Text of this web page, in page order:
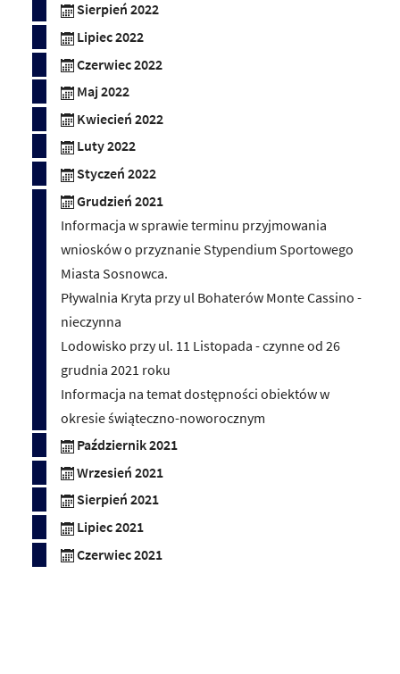
Sierpień 2022
Lipiec 2022
Czerwiec 2022
Maj 2022
Kwiecień 2022
Luty 2022
Styczeń 2022
Grudzień 2021
Informacja w sprawie terminu przyjmowania
wniosków o przyznanie Stypendium Sportowego
Miasta Sosnowca.
Pływalnia Kryta przy ul Bohaterów Monte Cassino -
nieczynna
Lodowisko przy ul. 11 Listopada - czynne od 26
grudnia 2021 roku
Informacja na temat dostępności obiektów w
okresie świąteczno-noworocznym
Październik 2021
Wrzesień 2021
Sierpień 2021
Lipiec 2021
Czerwiec 2021